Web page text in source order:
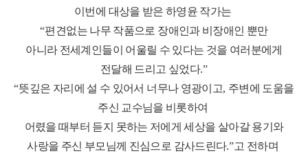
이번에 대상을 받은 하영윤 작가는
“편견없는 나무 작품으로 장애인과 비장애인 뿐만
아니라전세계인들이 어울릴 수 있다는 것을 여러분에게
전달해 드리고 싶었다.”
“뜻깊은 자리에 설 수 있어서 너무나 영광이고, 주변에 도움을
주신 교수님을 비롯하여
어렸을 때부터 듣지 못하는 저에게세상을 살아갈 용기와
사랑을 주신 부모님께 진심으로 감사드린다.”고 전하며